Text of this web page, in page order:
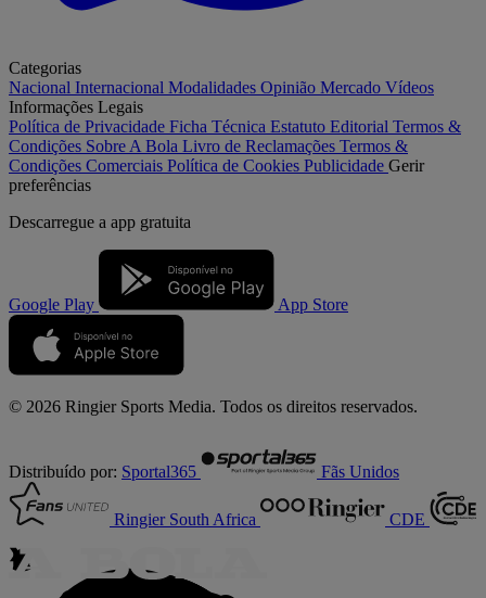
Categorias
Nacional Internacional Modalidades Opinião Mercado Vídeos
Informações Legais
Política de Privacidade Ficha Técnica Estatuto Editorial Termos &
Condições Sobre A Bola Livro de Reclamações Termos &
Condições Comerciais Política de Cookies Publicidade Gerir
preferências
Descarregue a app gratuita
Google Play App Store
© 2026 Ringier Sports Media. Todos os direitos reservados.
Distribuído por: Sportal365 Fãs Unidos
Ringier South Africa CDE